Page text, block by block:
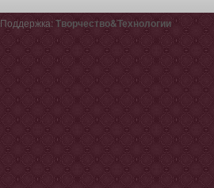
Поддержка: Творчество&Технологии